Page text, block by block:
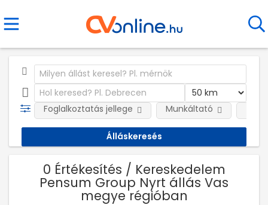
Foglalkoztatás jellege Munkáltató
0 Értékesítés / Kereskedelem
Pensum Group Nyrt állás Vas
megye régióban